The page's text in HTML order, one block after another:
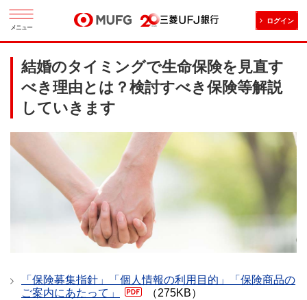
メニュー
ログイン
結婚のタイミングで生命保険を見直す
べき理由とは？検討すべき保険等解説
していきます
「保険募集指針」「個人情報の利用目的」「保険商品の
ご案内にあたって」
（275KB）